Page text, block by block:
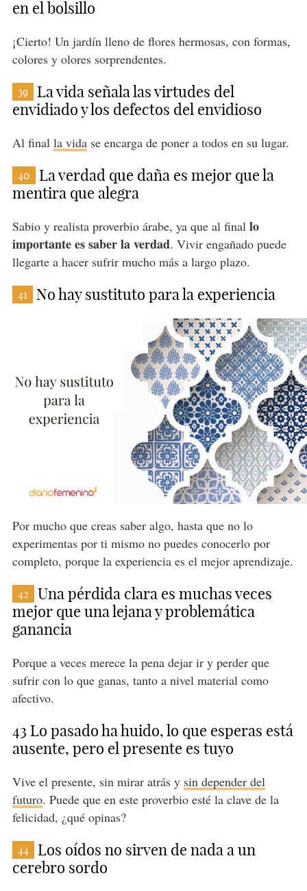
en el bolsillo
¡Cierto! Un jardín lleno de flores hermosas, con formas,
colores y olores sorprendentes.
39
La vida señala las virtudes del
envidiado y los defectos del envidioso
Al final la vidase encarga de poner a todos en su lugar.
40
La verdad que daña es mejor que la
mentira que alegra
Sabio y realista proverbio árabe, ya que al final lo
importante es saber la verdad. Vivir engañado puede
llegarte a hacer sufrir mucho más a largo plazo.
41 No hay sustituto para la experiencia
Por mucho que creas saber algo, hasta que no lo
experimentas por ti mismo no puedes conocerlo por
completo, porque la experiencia es el mejor aprendizaje.
42
Una pérdida clara es muchas veces
mejor que una lejana y problemática
ganancia
Porque a veces merece la pena dejar ir y perder que
sufrir con lo que ganas, tanto a nivel material como
afectivo.
43 Lo pasado ha huido, lo que esperas está
ausente, pero el presente es tuyo
Vive el presente, sin mirar atrás y sin depender del
futuro. Puede que en este proverbio esté la clave de la
felicidad, ¿qué opinas?
44
Los oídos no sirven de nada a un
cerebro sordo